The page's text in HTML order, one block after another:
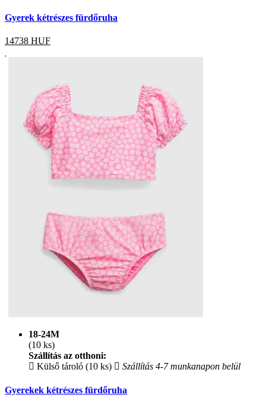
Gyerek kétrészes fürdőruha
14738 HUF
18-24M
(10 ks)
Szállítás az otthoni:
Külső tároló (10 ks)
Szállítás 4-7 munkanapon belül
Gyerekek kétrészes fürdőruha